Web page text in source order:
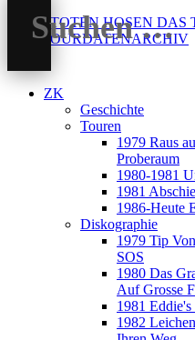
DAS TOURDATENARCHIV
ZK
Geschichte
Touren
1979 Raus
Proberaum
1980-1981
1981
1986-Heute
Diskographie
1979 Tip
SOS
1980 Das
Auf Grosse
1981 Eddie's
1982